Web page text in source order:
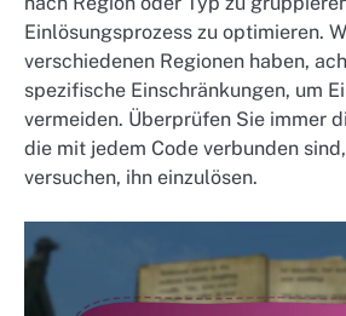
Einlösungsprozess zu optimieren.
verschiedenen Regionen haben,
spezifische Einschränkungen, um
vermeiden. Überprüfen Sie immer
die mit jedem Code verbunden
versuchen, ihn einzulösen.